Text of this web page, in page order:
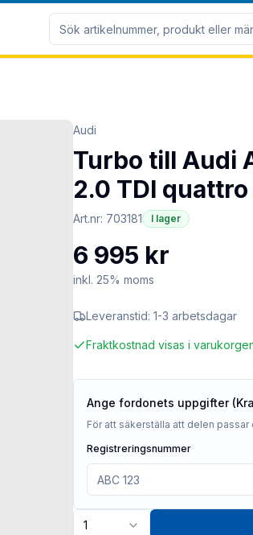
Audi
Turbo till Audi
2.0 TDI quattro
Art.nr: 703181 I lager
6 995 kr
inkl. 25% moms
Leveranstid: 1-3 arbetsdagar
Fraktkostnad visas i
Ange fordonets uppgifter
För att säkerställa att delen
Registreringsnummer
1